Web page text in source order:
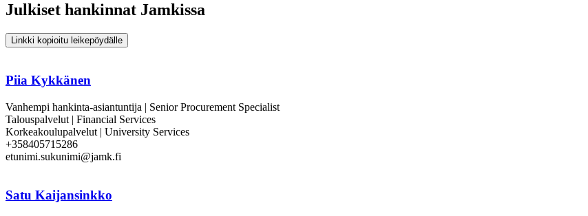
Julkiset hankinnat Jamkissa
Linkki kopioitu leikepöydälle
Piia Kykkänen
Vanhempi hankinta-asiantuntija | Senior Procurement Specialist
Talouspalvelut | Financial Services
Korkeakoulupalvelut | University Services
+358405715286
etunimi.sukunimi@jamk.fi
Satu Kaijansinkko